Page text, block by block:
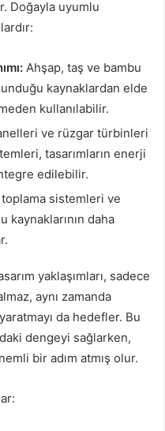
Doğayla uyumlu
Ahşap, taş ve bambu
kaynaklardan elde
kullanılabilir.
ve rüzgar türbinleri
tasarımların enerji
edilebilir.
sistemleri ve
kaynaklarının daha
yaklaşımları, sadece
aynı zamanda
da hedefler. Bu
dengeyi sağlarken,
bir adım atmış olur.